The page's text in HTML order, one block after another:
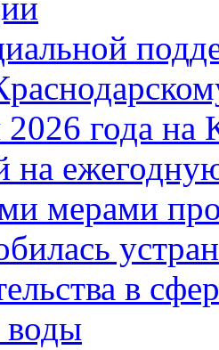
года на
на
мерами
в
воды